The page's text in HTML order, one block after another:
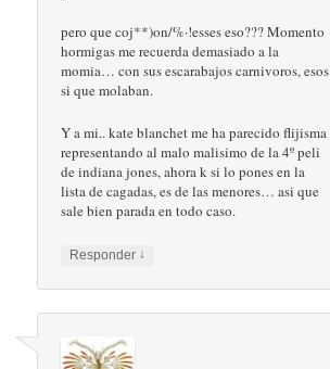
pero que coj**)on/%·!esses eso??? Momento
hormigas me recuerda demasiado a la
momia… con sus escarabajos carnivoros, esos
si que molaban.
Y a mi.. kate blanchet me ha parecido flijisma
representando al malo malisimo de la 4º peli
de indiana jones, ahora k si lo pones en la
lista de cagadas, es de las menores… asi que
sale bien parada en todo caso.
Responder ↓